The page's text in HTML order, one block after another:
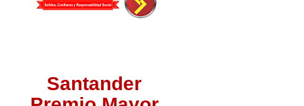
Santander